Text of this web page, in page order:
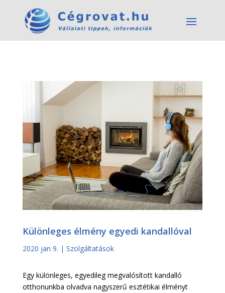
Különleges élmény egyedi kandallóval
2020 jan 9. | Szolgáltatások
Egy különleges, egyedileg megvalósított kandalló
otthonunkba olvadva nagyszerű esztétikai élményt